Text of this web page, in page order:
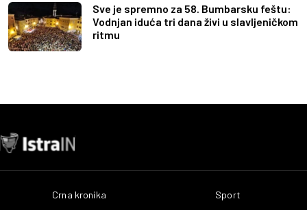
Sve je spremno za 58. Bumbarsku feštu:
Vodnjan iduća tri dana živi u slavljeničkom
ritmu
Crna kronika Sport